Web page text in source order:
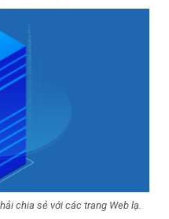
chia sẻ với các trang Web lạ.